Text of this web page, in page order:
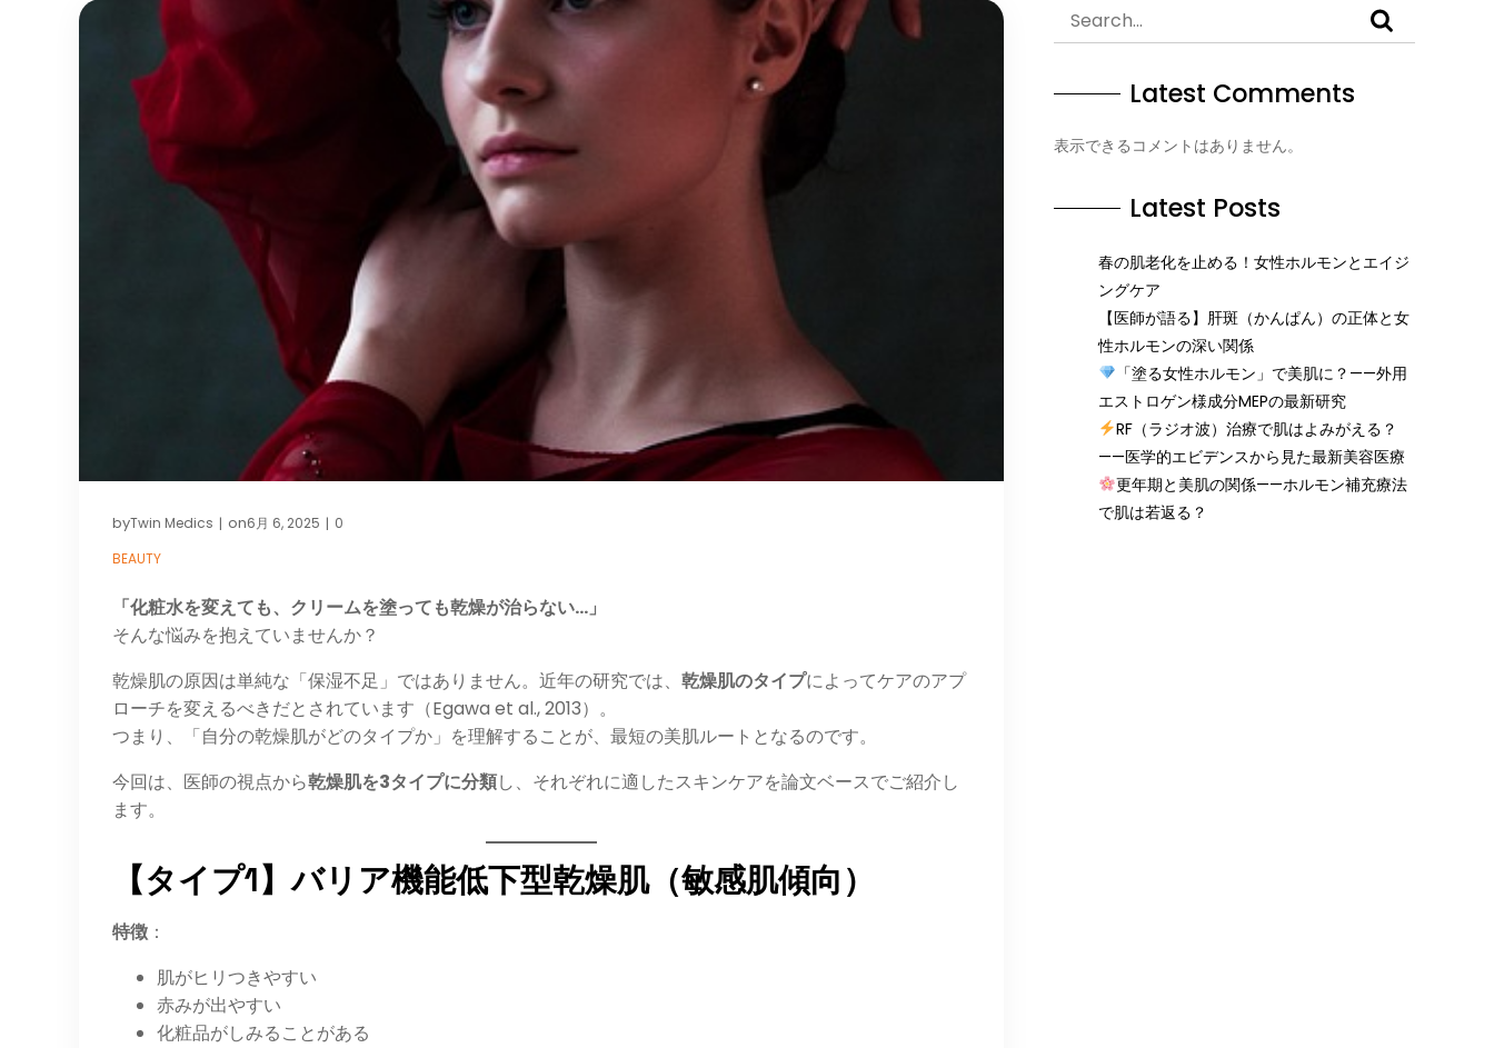
byTwin Medics | on6月 6, 2025 | 0
BEAUTY
「化粧水を変えても、クリームを塗っても乾燥が治らない…」
そんな悩みを抱えていませんか？
乾燥肌の原因は単純な「保湿不足」ではありません。近年の研究では、 乾燥肌のタイプによってケアのアプ
ローチを変えるべきだとされています（Egawa et al., 2013）。
つまり、「自分の乾燥肌がどのタイプか」を理解することが、最短の美肌ルートとなるのです。
今回は、医師の視点から乾燥肌を3タイプに分類し、それぞれに適したスキンケアを論文ベースでご紹介し
ます。
【タイプ1】バリア機能低下型乾燥肌（敏感肌傾向）
特徴 ：
肌がヒリつきやすい
赤みが出やすい
化粧品がしみることがある
Latest Comments
表示できるコメントはありません。
Latest Posts
春の肌老化を止める！女性ホルモンとエイジ
ングケア
【医師が語る】肝斑（かんぱん）の正体と女
性ホルモンの深い関係
「塗る女性ホルモン」で美肌に？——外用
エストロゲン様成分MEPの最新研究
RF（ラジオ波）治療で肌はよみがえる？
——医学的エビデンスから見た最新美容医療
更年期と美肌の関係——ホルモン補充療法
で肌は若返る？